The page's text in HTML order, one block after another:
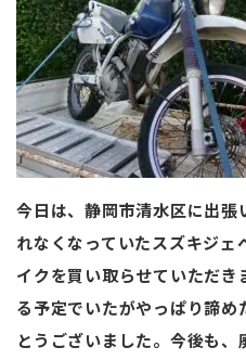
今日は、静岡市清水区に出張
れなくなっていたスズキジ
イクを買い取らせていただ
る予定でいたがやっぱり諦
とうございました。今後も